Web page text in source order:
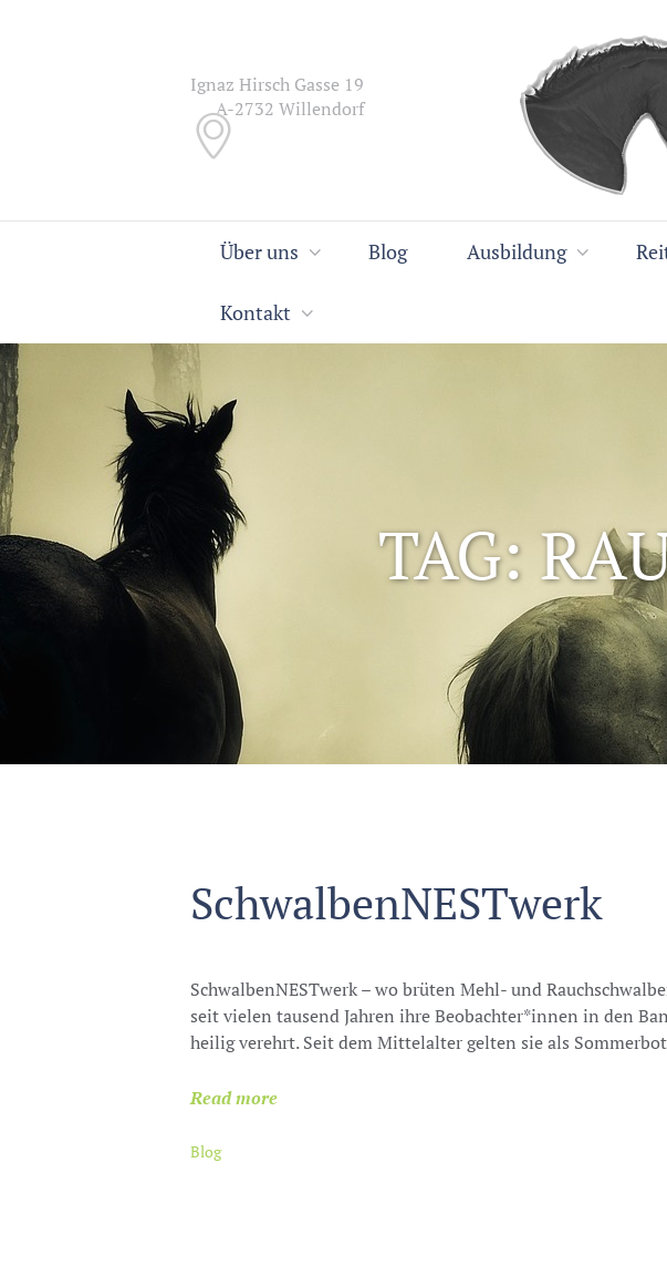
Ignaz Hirsch Gasse 19
A-2732 Willendorf
Über uns Blog Ausbildung
Kontakt
TAG:
SchwalbenNESTwerk
SchwalbenNESTwerk – wo brüten Mehl- und
seit vielen tausend Jahren ihre Beobachter*innen in den
heilig verehrt. Seit dem Mittelalter gelten sie als
Read more
Blog